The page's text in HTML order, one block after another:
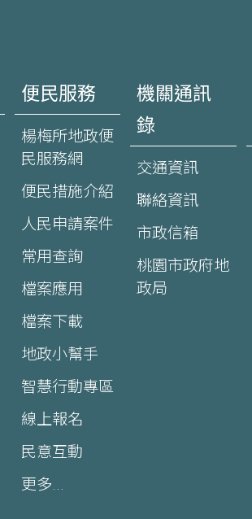
便民服務
楊梅所地政便
民服務網
便民措施介紹
人民申請案件
常用查詢
檔案應用
檔案下載
地政小幫手
智慧行動專區
線上報名
民意互動
更多...
機關通訊
錄
交通資訊
聯絡資訊
市政信箱
桃園市政府地
政局